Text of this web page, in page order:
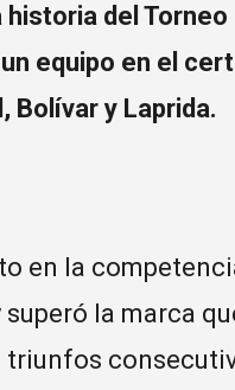
historia del
equipo en el
Bolívar y Laprida.
en la
la marca
triunfos